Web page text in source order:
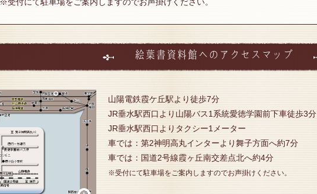
絵葉書資料館へのアクセスマップ
山陽電鉄霞ケ丘駅より徒歩7分
JR垂水駅西口より山陽バス1系統愛徳学園前下車徒歩3分
JR垂水駅西口よりタクシー1メーター
車では：第2神明高丸インターより舞子方面へ約7分
車では：国道2号線霞ヶ丘南交差点北へ約4分
※受付にて駐車場をご案内しますのでお声掛けください。